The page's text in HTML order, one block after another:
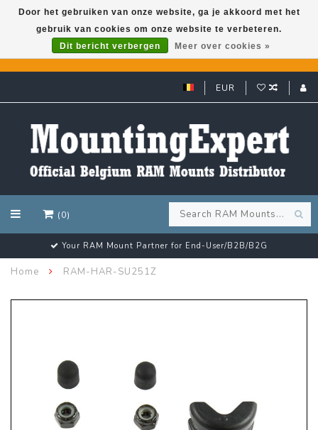
GARMIN GPS met een superkorting tot 50%? Klik hier!
EUR
(0)
Customer email support 24/7!
Home RAM-HAR-SU251Z
Door het gebruiken van onze website, ga je akkoord met het
gebruik van cookies om onze website te verbeteren.
Dit bericht verbergen
Meer over cookies »